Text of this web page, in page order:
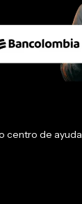
centro de ayuda